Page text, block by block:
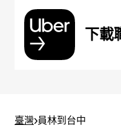
下載
臺灣>員林到台中